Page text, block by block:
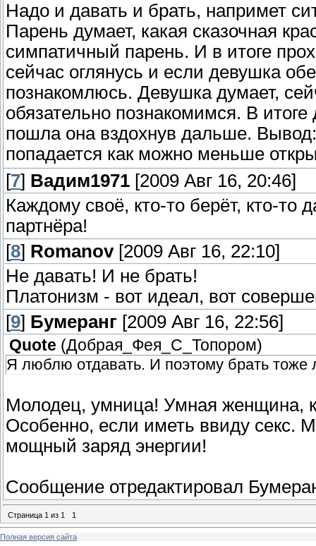
Надо и давать и брать, напримет
Парень думает, какая сказочная
симпатичный парень. И в итоге
сейчас оглянусь и если девушка
познакомлюсь. Девушка думает,
обязательно познакомимся. В итоге
пошла она вздохнув дальше.
попадается как можно меньше
[7] Вадим1971 [2009 Авг 16, 20:46]
Каждому своё, кто-то берёт, кто-то
партнёра!
[8] Romanov[2009 Авг 16, 22:10]
Не давать! И не брать!
Платонизм - вот идеал, вот
[9] Бумеранг [2009 Авг 16, 22:56]
Quote (Добрая_Фея_С_Топором)
Я люблю отдавать. И поэтому брать
Молодец, умница! Умная женщина,
Особенно, если иметь ввиду секс.
мощный заряд энергии!
Сообщение отредактировал
Страница 1 из 1 1
Полная версия сайта